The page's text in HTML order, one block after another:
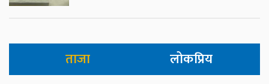
ताजा लोकप्रिय